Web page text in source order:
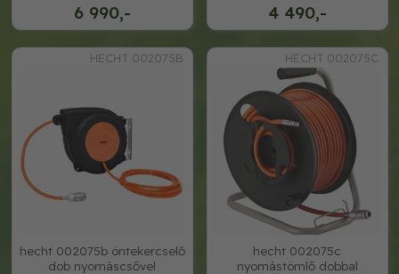
6 990,- 4 490,-
HECHT 002075B
hecht 002075b öntekercselő
dob nyomáscsővel
HECHT 002075C
hecht 002075c
nyomástömlő dobbal